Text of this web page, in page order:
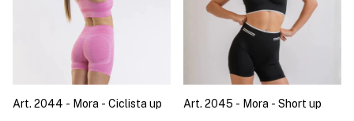
Art. 2044 - Mora - Ciclista up Art. 2045 - Mora - Short up